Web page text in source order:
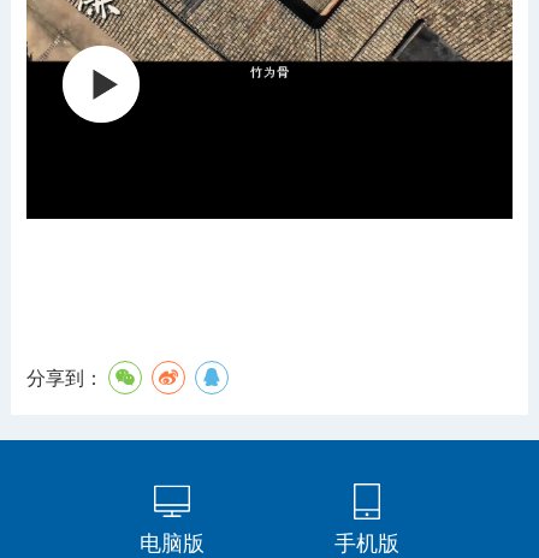
分享到：
电脑版 手机版